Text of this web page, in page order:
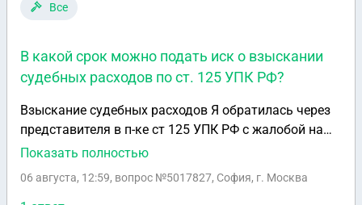
Все
В какой срок можно подать иск о взыскании
судебных расходов по ст. 125 УПК РФ?
Взыскание судебных расходов Я обратилась через
представителя в п-ке ст 125 УПК РФ с жалобой на
незаконные действия следователя. его действия
возмещении судебных издержек, это мне понятно,
Показать полностью
06 августа, 12:59, вопрос №5017827, София, г. Москва